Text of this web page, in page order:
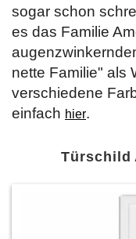
sogar schon
es das Familie
nette Familie" als
verschiedene
einfach hier.
Türschild